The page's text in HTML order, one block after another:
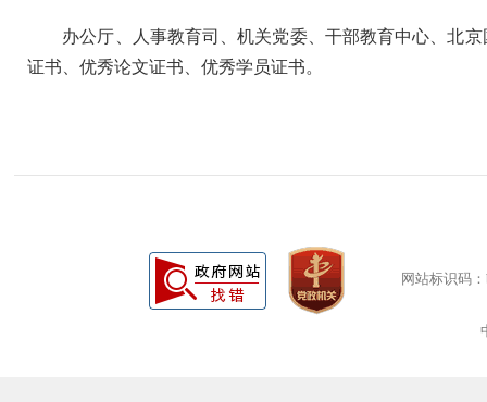
办公厅、人事教育司、机关党委、干部教育中心、北京
证书、优秀论文证书、优秀学员证书。
网站标识码